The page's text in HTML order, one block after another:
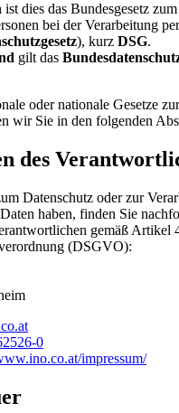
ist dies das Bundesgesetz
bei der Verarbeitung
), kurz DSG.
gilt das
oder nationale Gesetze
wir Sie in den folgenden
des
Datenschutz oder zur
haben, finden Sie
gemäß Artikel
(DSGVO):
0
impressum/